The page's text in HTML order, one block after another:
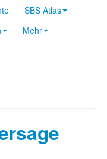
SBS Atlas
Mehr